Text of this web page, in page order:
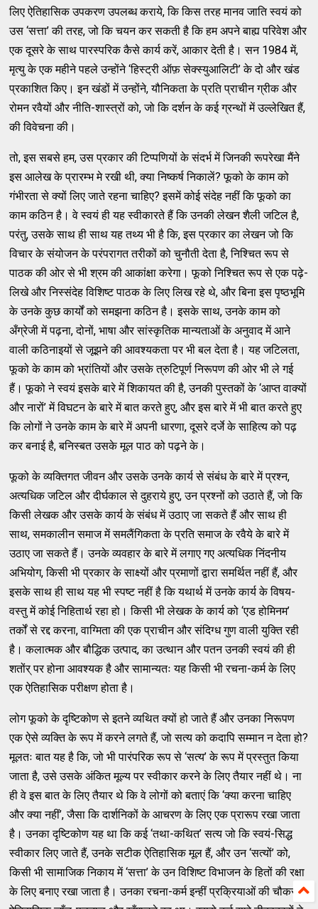
लिए ऐतिहासिक उपकरण उपलब्ध कराये, कि किस तरह मानव जाति स्वयं को
उस ‘सत्ता’ की तरह, जो कि चयन कर सकती है कि हम अपने बाह्य परिवेश और
एक दूसरे के साथ पारस्परिक कैसे कार्य करें, आकार देती है। सन 1984 में,
मृत्यु के एक महीने पहले उन्होंने ‘हिस्ट्री ऑफ़ सेक्स्युआलिटी’ के दो और खंड
प्रकाशित किए। इन खंडों में उन्होंने, यौनिकता के प्रति प्राचीन ग्रीक और
रोमन रवैयों और नीति-शास्त्रों को, जो कि दर्शन के कई ग्रन्थों में उल्लेखित हैं,
की विवेचना की।
तो, इस सबसे हम, उस प्रकार की टिप्पणियों के संदर्भ में जिनकी रूपरेखा मैंने
इस आलेख के प्रारम्भ मे रखी थी, क्या निष्कर्ष निकालें? फूको के काम को
गंभीरता से क्यों लिए जाते रहना चाहिए? इसमें कोई संदेह नहीं कि फूको का
काम कठिन है। वे स्वयं ही यह स्वीकारते हैं कि उनकी लेखन शैली जटिल है,
परंतु, उसके साथ ही साथ यह तथ्य भी है कि, इस प्रकार का लेखन जो कि
विचार के संयोजन के परंपरागत तरीकों को चुनौती देता है, निश्चित रूप से
पाठक की ओर से भी श्रम की आकांक्षा करेगा। फूको निश्चित रूप से एक पढ़े-
लिखे और निस्संदेह विशिष्ट पाठक के लिए लिख रहे थे, और बिना इस पृष्ठभूमि
के उनके कुछ कार्यों को समझना कठिन है। इसके साथ, उनके काम को
अँग्रेजी में पढ़ना, दोनों, भाषा और सांस्कृतिक मान्यताओं के अनुवाद में आने
वाली कठिनाइयों से जूझने की आवश्यकता पर भी बल देता है। यह जटिलता,
फूको के काम को भ्रांतियों और उसके त्रुटिपूर्ण निरूपण की ओर भी ले गई
हैं। फूको ने स्वयं इसके बारे में शिकायत की है, उनकी पुस्तकों के ‘आप्त वाक्यों
और नारों’ में विघटन के बारे में बात करते हुए, और इस बारे में भी बात करते हुए
कि लोगों ने उनके काम के बारे में अपनी धारणा, दूसरे दर्जे के साहित्य को पढ़
कर बनाई है, बनिस्बत उसके मूल पाठ को पढ़ने के।
फूको के व्यक्तिगत जीवन और उसके उनके कार्य से संबंध के बारे में प्रश्न,
अत्यधिक जटिल और दीर्घकाल से दुहराये हुए, उन प्रश्नों को उठाते हैं, जो कि
किसी लेखक और उसके कार्य के संबंध में उठाए जा सकते हैं और साथ ही
साथ, समकालीन समाज में समलैंगिकता के प्रति समाज के रवैये के बारे में
उठाए जा सकते हैं। उनके व्यवहार के बारे में लगाए गए अत्यधिक निंदनीय
अभियोग, किसी भी प्रकार के साक्ष्यों और प्रमाणों द्वारा समर्थित नहीं हैं, और
इसके साथ ही साथ यह भी स्पष्ट नहीं है कि यथार्थ में उनके कार्य के विषय-
वस्तु में कोई निहितार्थ रहा हो। किसी भी लेखक के कार्य को ‘एड होमिनम’
तर्कों से रद्द करना, वाग्मिता की एक प्राचीन और संदिग्ध गुण वाली युक्ति रही
है। कलात्मक और बौद्धिक उत्पाद, का उत्थान और पतन उनकी स्वयं की ही
शतोंर् पर होना आवश्यक है और सामान्यतः यह किसी भी रचना-कर्म के लिए
एक ऐतिहासिक परीक्षण होता है।
लोग फूको के दृष्टिकोण से इतने व्यथित क्यों हो जाते हैं और उनका निरूपण
एक ऐसे व्यक्ति के रूप में करने लगते हैं, जो सत्य को कदापि सम्मान न देता हो?
मूलतः बात यह है कि, जो भी पारंपरिक रूप से ‘सत्य’ के रूप में प्रस्तुत किया
जाता है, उसे उसके अंकित मूल्य पर स्वीकार करने के लिए तैयार नहीं थे। ना
ही वे इस बात के लिए तैयार थे कि वे लोगों को बताएं कि ‘क्या करना चाहिए
और क्या नहीं’, जैसा कि दार्शनिकों के आचरण के लिए एक प्रारूप रखा जाता
है। उनका दृष्टिकोण यह था कि कई ‘तथा-कथित’ सत्य जो कि स्वयं-सिद्ध
स्वीकार लिए जाते हैं, उनके सटीक ऐतिहासिक मूल हैं, और उन ‘सत्यों’ को,
किसी भी सामाजिक निकाय में ‘सत्ता’ के उन विशिष्ट विभाजन के हितों की रक्षा
के लिए बनाए रखा जाता है। उनका रचना-कर्म इन्हीं प्रक्रियाओं की चौकस